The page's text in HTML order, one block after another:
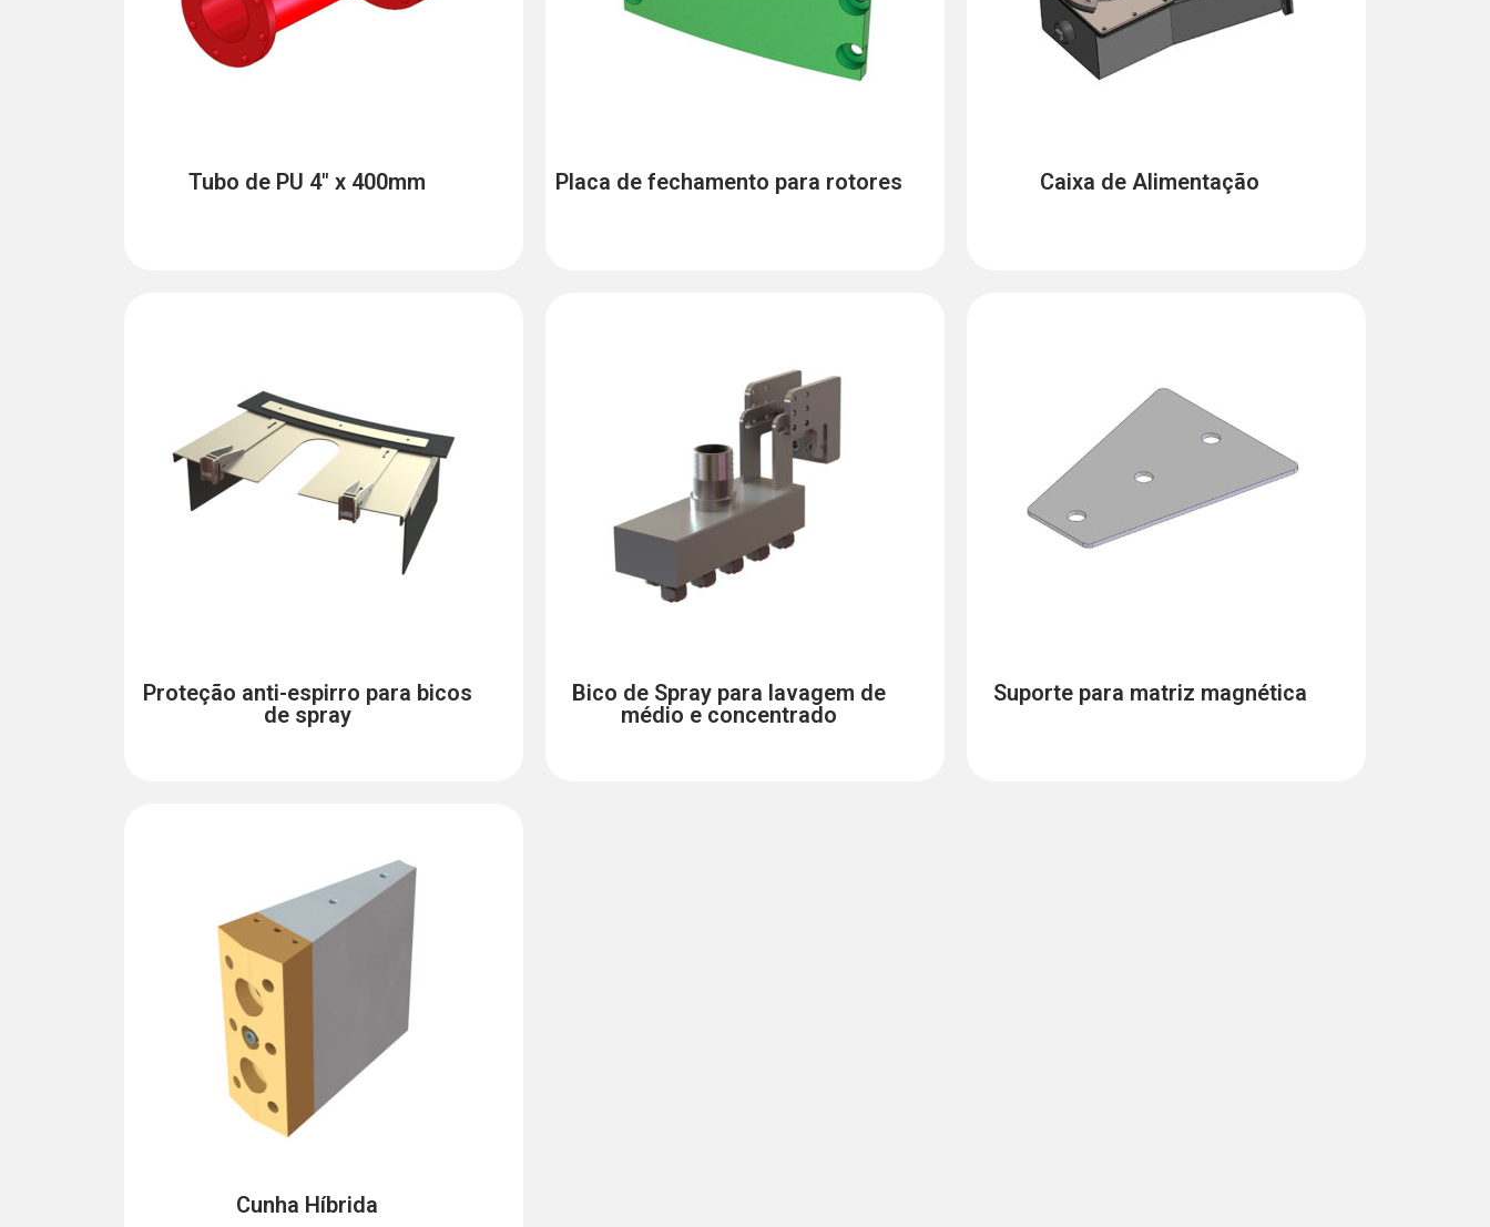
Tubo de PU 4" x 400mm Placa de fechamento para rotores Caixa de Alimentação
Proteção anti-espirro para bicos
de spray
Bico de Spray para lavagem de
médio e concentrado
Suporte para matriz magnética
Cunha Híbrida